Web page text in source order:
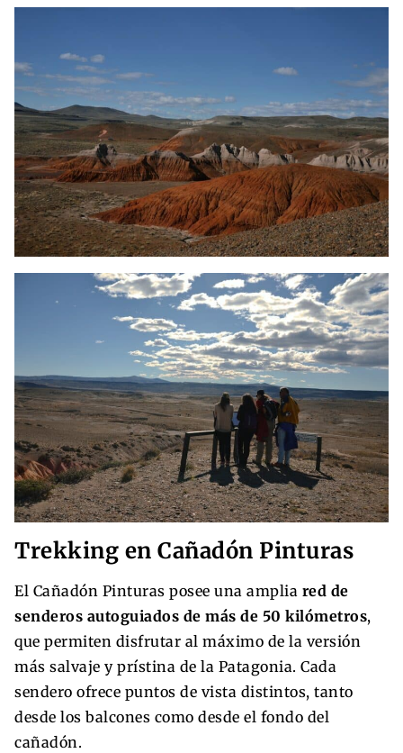
Trekking en Cañadón Pinturas
El Cañadón Pinturas posee una amplia red de
senderos autoguiados de más de 50 kilómetros,
que permiten disfrutar al máximo de la versión
más salvaje y prístina de la Patagonia. Cada
sendero ofrece puntos de vista distintos, tanto
desde los balcones como desde el fondo del
cañadón.